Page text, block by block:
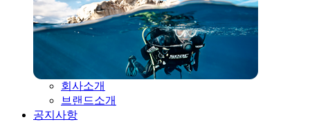
회사소개
브랜드소개
공지사항